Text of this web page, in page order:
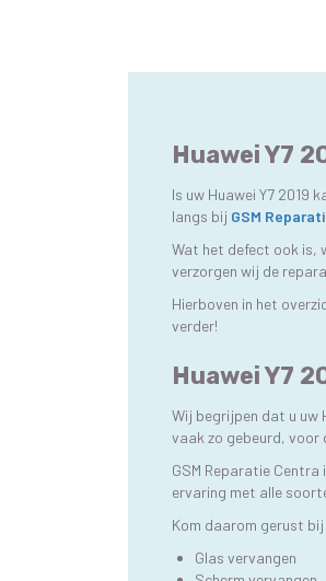
Huawei Y7
Is uw Huawei Y7 2019
langs bij GSM
Wat het defect ook is,
verzorgen wij de
Hierboven in het
verder!
Huawei Y7
Wij begrijpen dat u uw
vaak zo gebeurd, voor
GSM Reparatie
ervaring met alle
Kom daarom gerust
Glas vervangen